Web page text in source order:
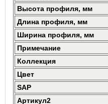
Высота профиля, мм
Длина профиля, мм
Ширина профиля, мм
Примечание
Коллекция
Цвет
SAP
Артикул2